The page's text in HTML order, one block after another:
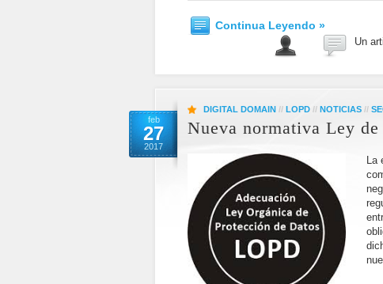
Continua Leyendo »
Un
feb
27
2017
DIGITAL DOMAIN // LOPD // NOTICIAS //
Nueva normativa Ley
La